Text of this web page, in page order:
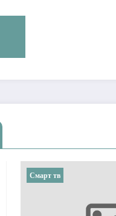
Смарт тв